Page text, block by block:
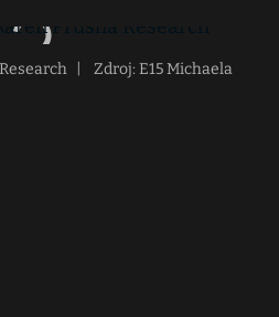
Zdroj: E15 Michaela